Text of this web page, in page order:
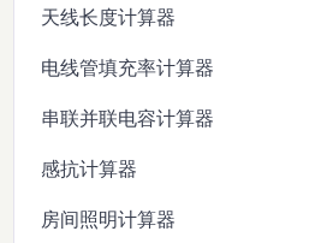
天线长度计算器
电线管填充率计算器
串联并联电容计算器
感抗计算器
房间照明计算器